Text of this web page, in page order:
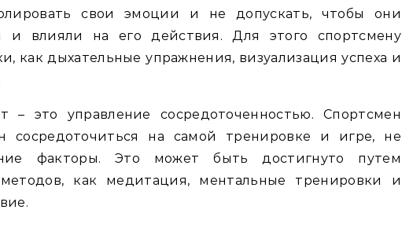
свои эмоции и не допускать, чтобы они
и влияли на его действия. Для этого спортсмену
как дыхательные упражнения, визуализация успеха и
– это управление сосредоточенностью. Спортсмен
сосредоточиться на самой тренировке и игре, не
факторы. Это может быть достигнуто путем
методов, как медитация, ментальные тренировки и